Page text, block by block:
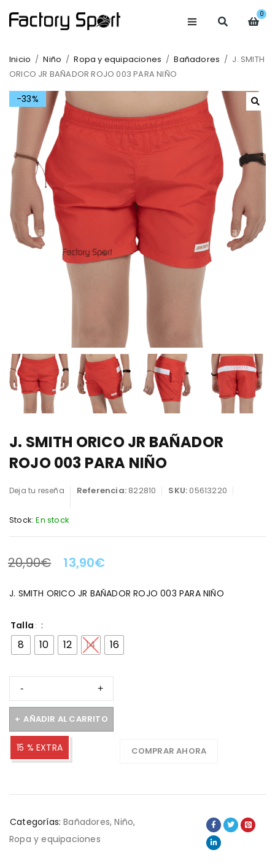
0
Inicio / Niño / Ropa y equipaciones / Bañadores / J. SMITH
ORICO JR BAÑADOR ROJO 003 PARA NIÑO
-33%
J. SMITH ORICO JR BAÑADOR
ROJO 003 PARA NIÑO
Deja tu reseña Referencia: 822810 SKU:05613220
Stock: En stock
LA OFERTA TERMINA EN:
20,90€ 13,90€
J. SMITH ORICO JR BAÑADOR ROJO 003 PARA NIÑO
Talla
8 10 12 14 16
AÑADIR AL CARRITO
15 % EXTRA COMPRAR AHORA
Categorías: Bañadores,Niño,
Ropa y equipaciones